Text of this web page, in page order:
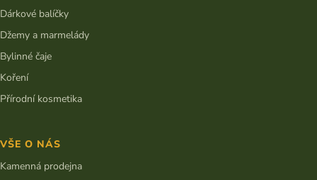
Dárkové balíčky
Džemy a marmelády
Bylinné čaje
Koření
Přírodní kosmetika
VŠE O NÁS
Kamenná prodejna